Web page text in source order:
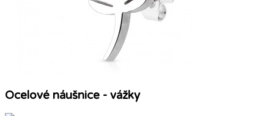
Ocelové náušnice - vážky